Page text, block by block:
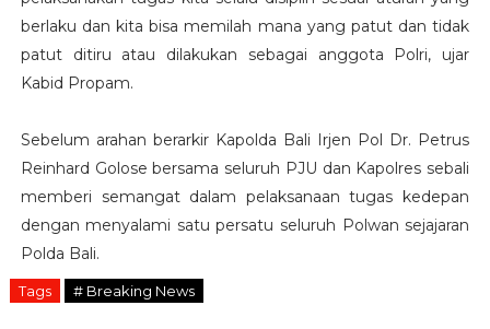
berlaku dan kita bisa memilah mana yang patut dan tidak
patut ditiru atau dilakukan sebagai anggota Polri, ujar
Kabid Propam.
Sebelum arahan berarkir Kapolda Bali Irjen Pol Dr. Petrus
Reinhard Golose bersama seluruh PJU dan Kapolres sebali
memberi semangat dalam pelaksanaan tugas kedepan
dengan menyalami satu persatu seluruh Polwan sejajaran
Polda Bali.
Tags # Breaking News